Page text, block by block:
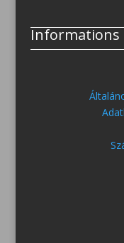
Informations